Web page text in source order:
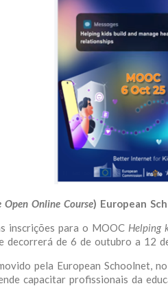
Open Online Course) European
inscrições para o MOOC Helping
decorrerá de 6 de outubro a 12
pela European Schoolnet,
capacitar profissionais da